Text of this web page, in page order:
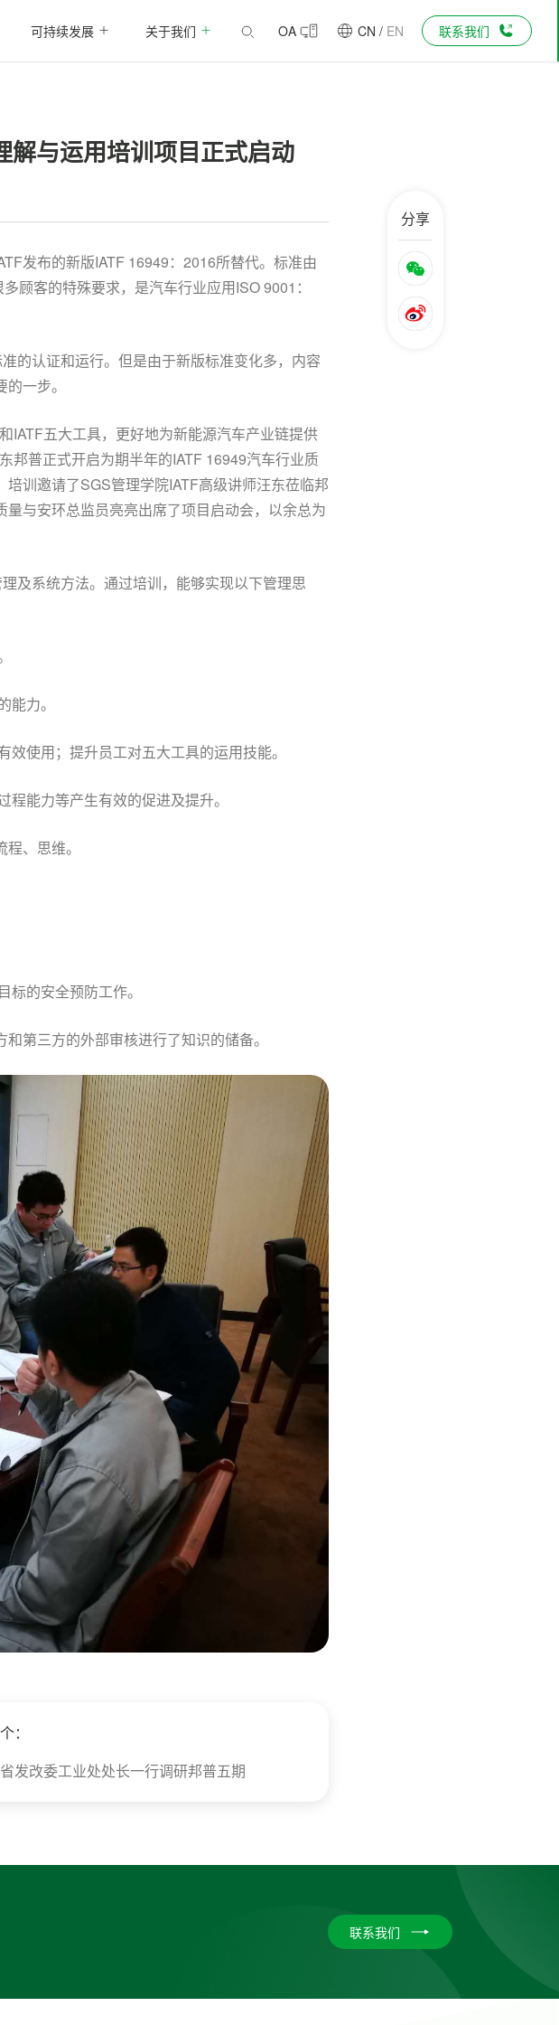
可持续发展 关于我们 OA CN / EN 联系我们
解与运用培训项目正式启动
发布的新版IATF 16949：2016所替代。标准由
顾客的特殊要求，是汽车行业应用ISO 9001：
的认证和运行。但是由于新版标准变化多，内容
一步。
IATF五大工具，更好地为新能源汽车产业链提供
邦普正式开启为期半年的IATF 16949汽车行业质
训邀请了SGS管理学院IATF高级讲师汪东莅临邦
与安环总监员亮亮出席了项目启动会，以余总为
及系统方法。通过培训，能够实现以下管理思
力。
使用；提升员工对五大工具的运用技能。
能力等产生有效的促进及提升。
、思维。
的安全预防工作。
第三方的外部审核进行了知识的储备。
：
发改委工业处处长一行调研邦普五期
分享
联系我们